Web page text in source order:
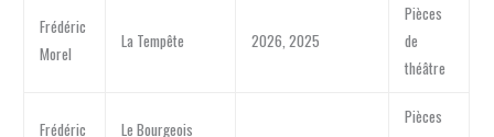
Frédéric
Morel
La Tempête 2026, 2025
Pièces
de
théâtre
Frédéric
Le Bourgeois
Pièces